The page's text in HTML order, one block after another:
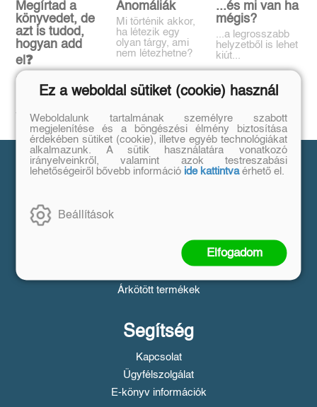
Megírtad a
könyvedet, de
azt is tudod,
hogyan add
el❓️
Időpont: június
16., 18:00-19:00
Tovább
Anomáliák
Mi történik akkor,
ha létezik egy
olyan tárgy, ami
nem létezhetne?
...és mi van ha
mégis?
...a legrosszabb
helyzetből is lehet
kiút...
Vásárlás
Tájékoztató a Simple fizetésről
Adatvédelem
Árkötött termékek
Segítség
Kapcsolat
Ügyfélszolgálat
E-könyv információk
Ez a weboldal sütiket (cookie) használ
Weboldalunk tartalmának személyre szabott
megjelenítése és a böngészési élmény biztosítása
érdekében sütiket (cookie), illetve egyéb technológiákat
alkalmazunk. A sütik használatára vonatkozó
irányelveinkről, valamint azok testreszabási
lehetőségeiről bővebb információ ide kattintvaérhető el.
Beállítások
Elfogadom